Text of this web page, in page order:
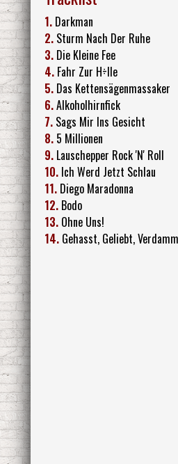
1. Darkman
2. Sturm Nach Der Ruhe
3. Die Kleine Fee
4. Fahr Zur H÷lle
5. Das Kettensägenmassaker
6.Alkoholhirnfick
7. Sags Mir Ins Gesicht
8. 5 Millionen
9. Lauschepper Rock 'N' Roll
10. Ich Werd Jetzt Schlau
11. Diego Maradonna
12. Bodo
13. Ohne Uns!
14. Gehasst, Geliebt,